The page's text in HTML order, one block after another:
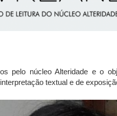
pelo núcleo Alteridade e o
textual e de